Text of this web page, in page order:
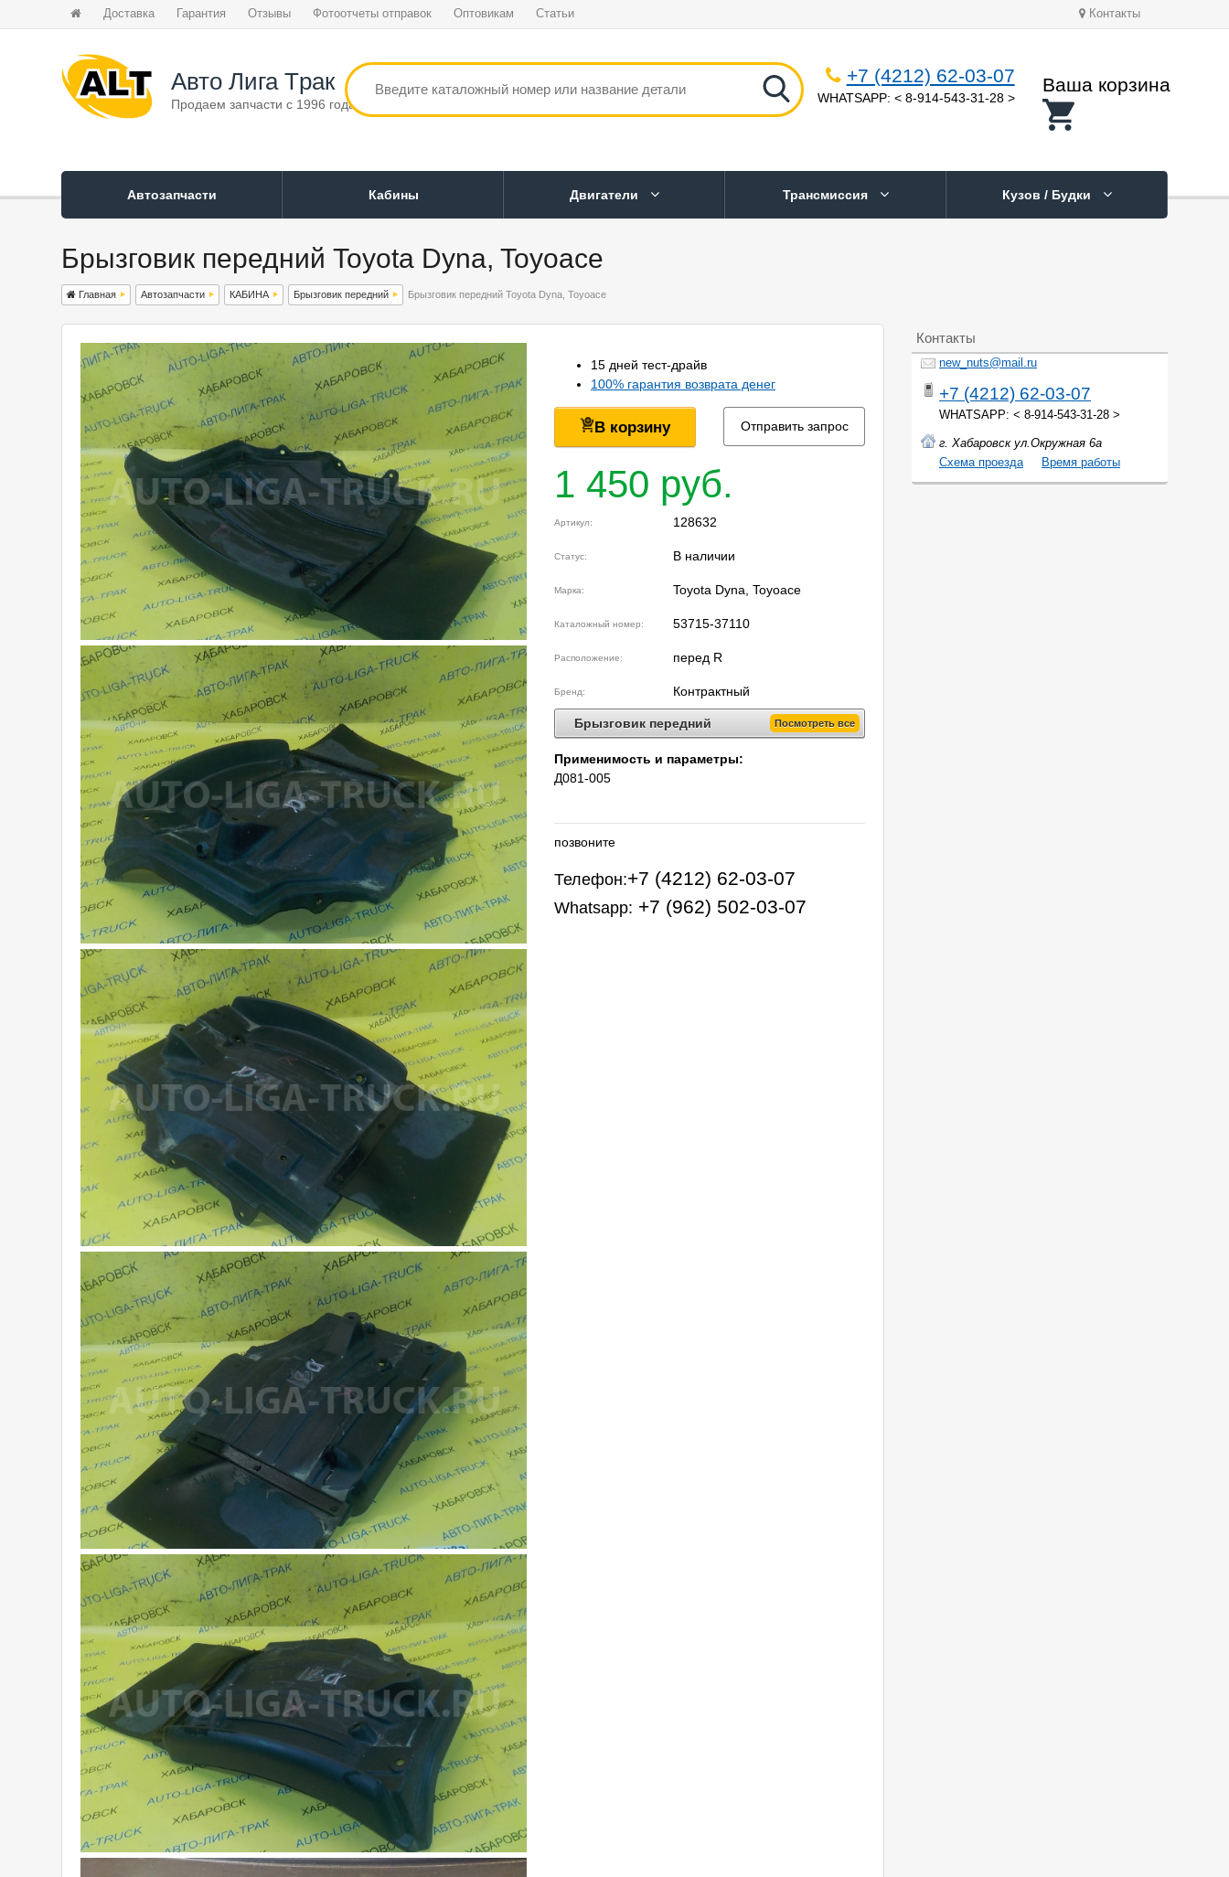
Доставка Гарантия Отзывы Фотоотчеты отправок Оптовикам Статьи Контакты
Авто Лига Tрак
Продаем запчасти с 1996 года
+7 (4212) 62-03-07
WHATSAPP: < 8-914-543-31-28 >
Ваша корзина
Автозапчасти Кабины Двигатели Трансмиссия Кузов / Будки
Брызговик передний Toyota Dyna, Toyoace
Главная Автозапчасти КАБИНА Брызговик передний Брызговик передний Toyota Dyna, Toyoace
15 дней тест-драйв
100% гарантия возврата денег
В корзину Отправить запрос
1 450 руб.
Артикул: 128632
Статус: В наличии
Марка: Toyota Dyna, Toyoace
Каталожный номер: 53715-37110
Расположение: перед R
Бренд: Контрактный
Брызговик передний Посмотреть все
Применимость и параметры:
Д081-005
позвоните
Телефон:+7 (4212) 62-03-07
Whatsapp: +7 (962) 502-03-07
Контакты
new_nuts@mail.ru
+7 (4212) 62-03-07
WHATSAPP: < 8-914-543-31-28 >
г. Хабаровск ул.Окружная 6а
Cхема проезда
Время работы